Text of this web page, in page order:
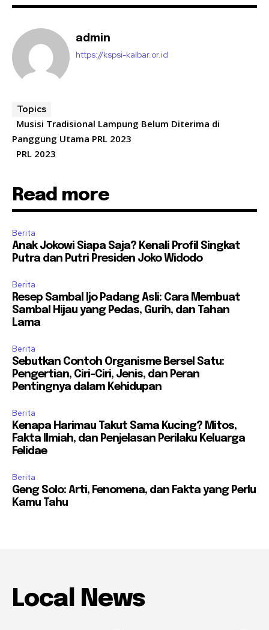
admin
https://kspsi-kalbar.or.id
Topics
Musisi Tradisional Lampung Belum Diterima di
Panggung Utama PRL 2023
PRL 2023
Read more
Berita
Anak Jokowi Siapa Saja? Kenali Profil Singkat
Putra dan Putri Presiden Joko Widodo
Berita
Resep Sambal Ijo Padang Asli: Cara Membuat
Sambal Hijau yang Pedas, Gurih, dan Tahan
Lama
Berita
Sebutkan Contoh Organisme Bersel Satu:
Pengertian, Ciri-Ciri, Jenis, dan Peran
Pentingnya dalam Kehidupan
Berita
Kenapa Harimau Takut Sama Kucing? Mitos,
Fakta Ilmiah, dan Penjelasan Perilaku Keluarga
Felidae
Berita
Geng Solo: Arti, Fenomena, dan Fakta yang Perlu
Kamu Tahu
Local News